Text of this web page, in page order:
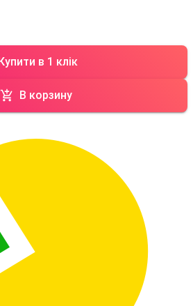
Купити в 1 клік
В корзину